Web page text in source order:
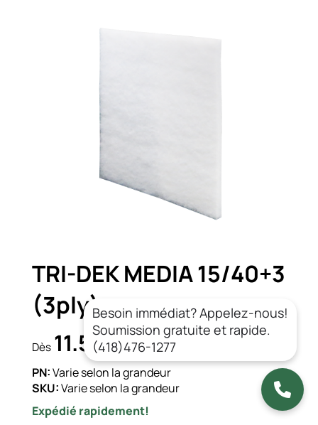
TRI-DEK MEDIA 15/40+3
(3ply)
Dès 11.54$CAD/un.
PN:Varie selon la grandeur
SKU:Varie selon la grandeur
Expédié rapidement!
Besoin immédiat? Appelez-nous!
Soumission gratuite et rapide.
(418)476-1277